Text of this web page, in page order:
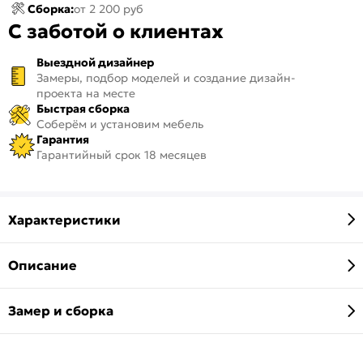
Сборка:от 2 200 руб
С заботой о клиентах
Выездной дизайнер
Замеры, подбор моделей и создание дизайн-
проекта на месте
Быстрая сборка
Соберём и установим мебель
Гарантия
Гарантийный срок 18 месяцев
Характеристики
Описание
Замер и сборка